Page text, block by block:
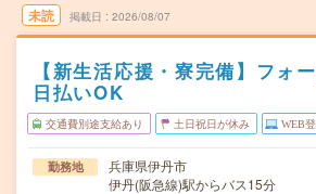
未読 掲載日 2026/08/07
【新生活応援・寮完備】フォ
日払いOK
交通費別途支給あり 土日祝日が休み WEB
勤務地
兵庫県伊丹市
伊丹(阪急線)駅からバス15分